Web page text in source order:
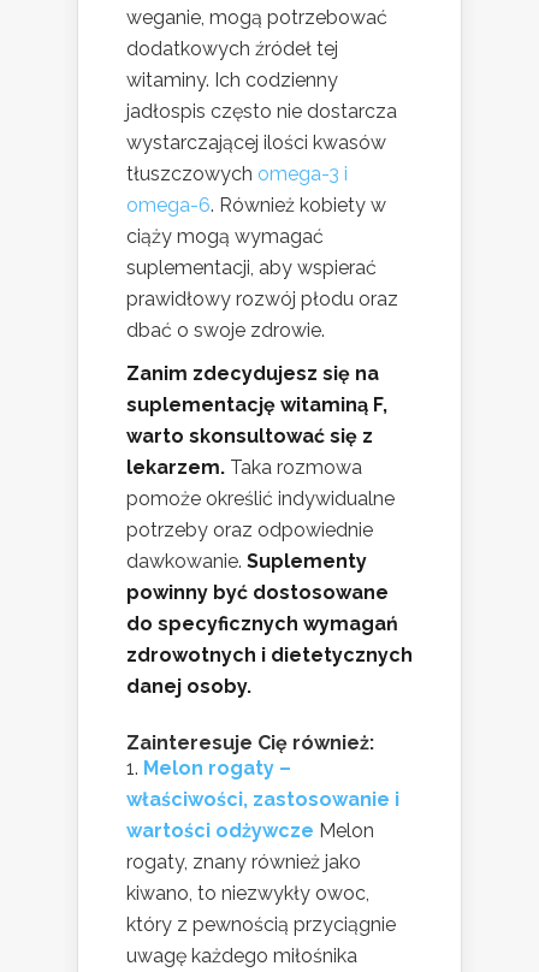
weganie, mogą potrzebować
dodatkowych źródeł tej
witaminy. Ich codzienny
jadłospis często nie dostarcza
wystarczającej ilości kwasów
tłuszczowych omega-3 i
omega-6. Również kobiety w
ciąży mogą wymagać
suplementacji, aby wspierać
prawidłowy rozwój płodu oraz
dbać o swoje zdrowie.
Zanim zdecydujesz się na
suplementację witaminą F,
warto skonsultować się z
lekarzem. Taka rozmowa
pomoże określić indywidualne
potrzeby oraz odpowiednie
dawkowanie. Suplementy
powinny być dostosowane
do specyficznych wymagań
zdrowotnych i dietetycznych
danej osoby.
Zainteresuje Cię również:
Melon rogaty –
właściwości, zastosowanie i
wartości odżywcze Melon
rogaty, znany również jako
kiwano, to niezwykły owoc,
który z pewnością przyciągnie
uwagę każdego miłośnika